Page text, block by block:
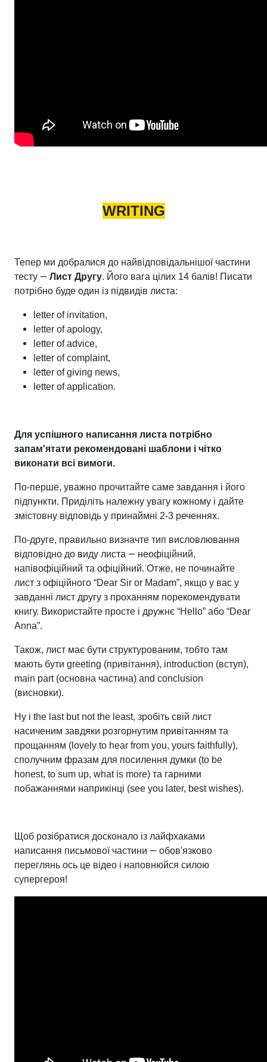
WRITING
Тепер ми добралися до найвідповідальнішої частини
тесту — Лист Другу. Його вага цілих 14 балів! Писати
потрібно буде один із підвидів листа:
letter of invitation,
letter of apology,
letter of advice,
letter of complaint,
letter of giving news,
letter of application.
Для успішного написання листа потрібно
запам'ятати рекомендовані шаблони і чітко
виконати всі вимоги.
По-перше, уважно прочитайте саме завдання і його
підпункти. Приділіть належну увагу кожному і дайте
змістовну відповідь у принаймні 2-3 реченнях.
По-друге, правильно визначте тип висловлювання
відповідно до виду листа — неофіційний,
напівофіційний та офіційний. Отже, не починайте
лист з офіційного “Dear Sir or Madam”, якщо у вас у
завданні лист другу з проханням порекомендувати
книгу. Використайте просте і дружнє “Hello” або “Dear
Anna”.
Також, лист має бути структурованим, тобто там
мають бути greeting (привітання), introduction (вступ),
main part (основна частина) and conclusion
(висновки).
Ну і the last but not the least, зробіть свій лист
насиченим завдяки розгорнутим привітанням та
прощанням (lovely to hear from you, yours faithfully),
сполучним фразам для посилення думки (to be
honest, to sum up, what is more) та гарними
побажаннями наприкінці (see you later, best wishes).
Щоб розібратися досконало із лайфхаками
написання письмової частини — обов'язково
переглянь ось це відео і наповнюйся силою
супергероя!